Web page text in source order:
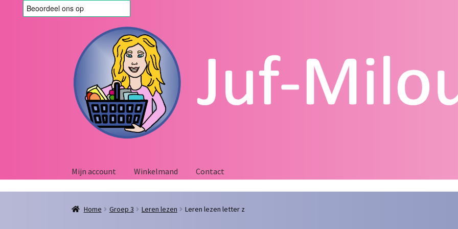
naar
navigatie
inhoud
Mijn account Winkelmand Contact
Home Algemene voorwaarden Blog
Home Groep 3 Leren lezen Leren lezen letter z